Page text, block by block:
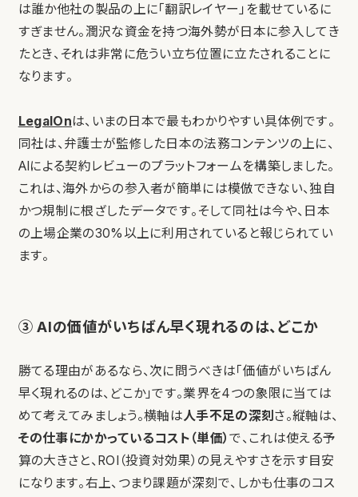
は誰か他社の製品の上に「翻訳レイヤー」を載せているに
すぎません。潤沢な資金を持つ海外勢が日本に参入してき
たとき、それは非常に危うい立ち位置に立たされることに
なります。
LegalOnは、いまの日本で最もわかりやすい具体例です。
同社は、弁護士が監修した日本の法務コンテンツの上に、
AIによる契約レビューのプラットフォームを構築しました。
これは、海外からの参入者が簡単には模倣できない、独自
かつ規制に根ざしたデータです。そして同社は今や、日本
の上場企業の30%以上に利用されていると報じられてい
ます。
③ AIの価値がいちばん早く現れるのは、どこか
勝てる理由があるなら、次に問うべきは「価値がいちばん
早く現れるのは、どこか」です。業界を4つの象限に当ては
めて考えてみましょう。横軸は人手不足の深刻 さ。縦軸は、
その仕事にかかっているコスト（単価）で、これは使える予
算の大きさと、ROI（投資対効果）の見えやすさを示す目安
になります。右上、つまり課題が深刻で、しかも仕事のコス